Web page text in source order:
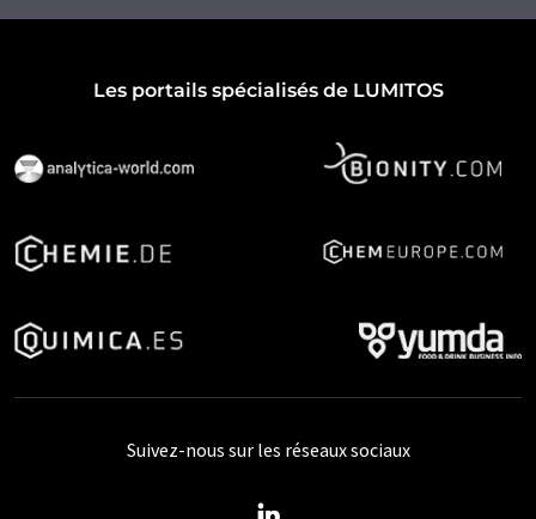
Les portails spécialisés de LUMITOS
Suivez-nous sur les réseaux sociaux